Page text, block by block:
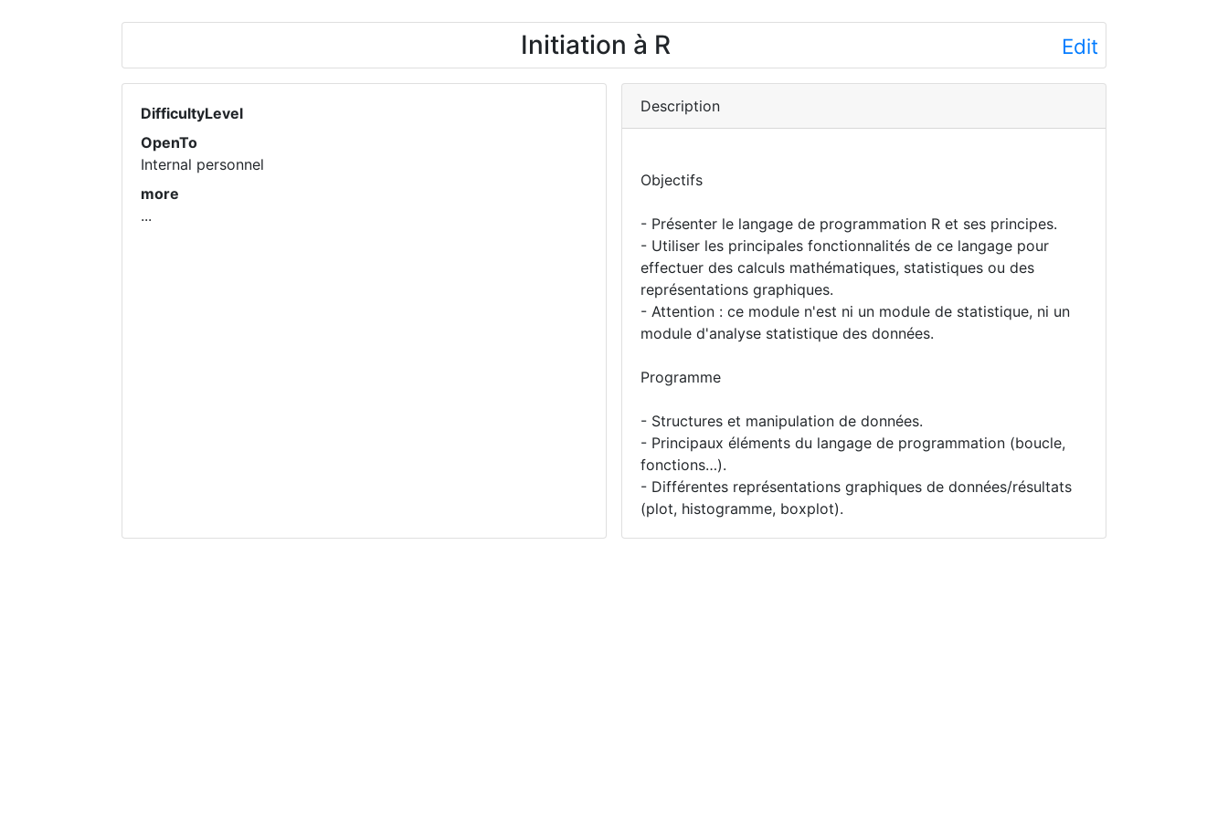
Initiation à R Edit
DifficultyLevel
OpenTo
Internal personnel
more
...
Description
Objectifs
- Présenter le langage de programmation R et ses principes.
- Utiliser les principales fonctionnalités de ce langage pour
effectuer des calculs mathématiques, statistiques ou des
représentations graphiques.
- Attention : ce module n'est ni un module de statistique, ni un
module d'analyse statistique des données.
Programme
- Structures et manipulation de données.
- Principaux éléments du langage de programmation (boucle,
fonctions…).
- Différentes représentations graphiques de données/résultats
(plot, histogramme, boxplot).